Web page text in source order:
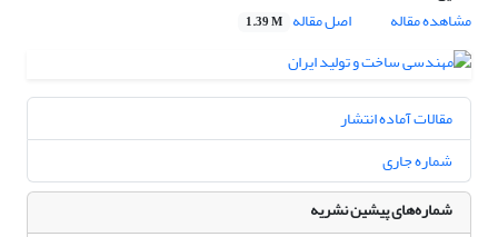
مشاهده مقاله
اصل مقاله 1.39 M
مقالات آماده انتشار
شماره جاری
شماره‌های پیشین نشریه